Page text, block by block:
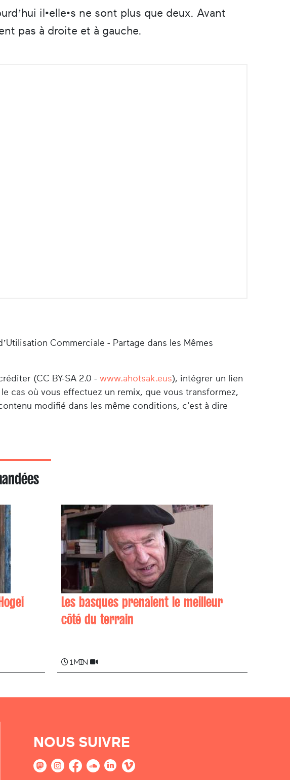
il•elle•s ne sont plus que deux. Avant
pas à droite et à gauche.
Commerciale - Partage dans les Mêmes
(CC BY-SA 2.0 - www.ahotsak.eus), intégrer un lien
cas où vous effectuez un remix, que vous transformez,
modifié dans les même conditions, c'est à dire
Les basques prenaient le meilleur
côté du terrain
1 min
NOUS SUIVRE